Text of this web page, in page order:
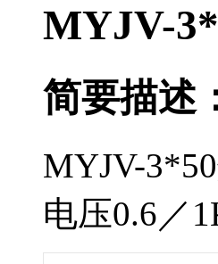
MYJV-
简要描述
MYJV-
电压0.6／